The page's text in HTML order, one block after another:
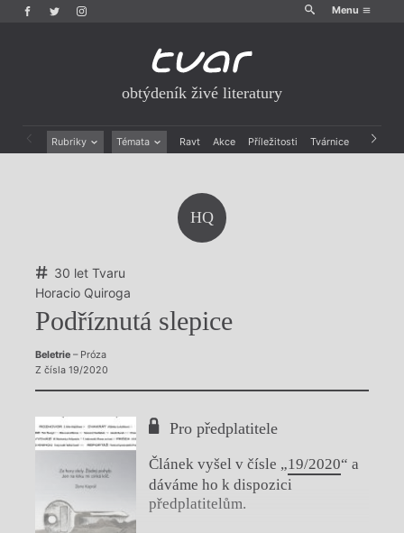
Menu
obtýdeník živé literatury
Rubriky Témata Ravt Akce Příležitosti Tvárnice Archiv
HQ
30 let Tvaru
Horacio Quiroga
Podříznutá slepice
Beletrie– Próza
Z čísla 19/2020
Pro předplatitele
Článek vyšel v čísle „19/2020“ a
dáváme ho k dispozici
předplatitelům.